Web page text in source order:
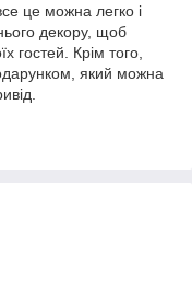
це можна легко і
декору, щоб
гостей. Крім того,
який можна